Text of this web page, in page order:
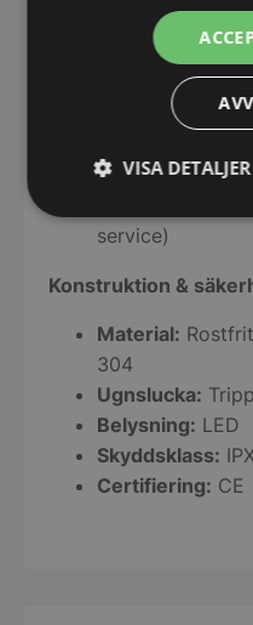
Rengöring &
(automatiskt)
(FagorKonnect)
service)
Konstruktion &
Material:
304
Ugnslucka:
Belysning: LED
Skyddsklass:
Certifiering: CE
VISA DETALJER
Strikt
nödvändigt
Funktioner
Strikt nödvändigt